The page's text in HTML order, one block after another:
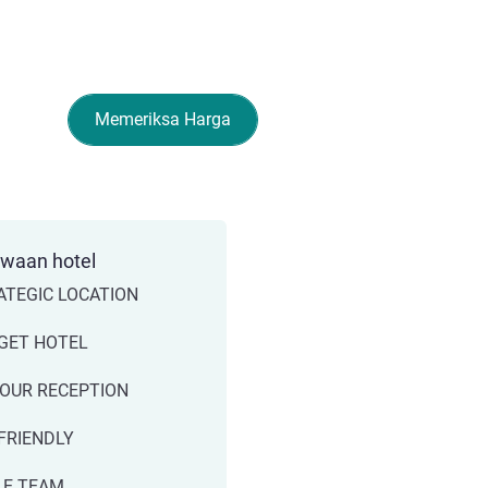
Memeriksa Harga
hotel
LOCATION
HOTEL
RECEPTION